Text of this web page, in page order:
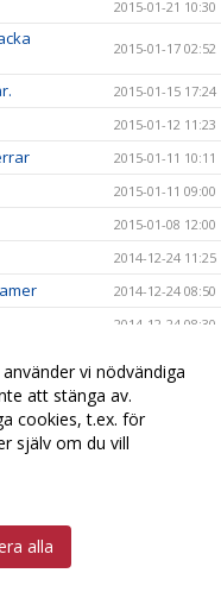
2015-01-21 10:30
2015-01-17 02:52
2015-01-15 17:24
2015-01-12 11:23
2015-01-11 10:11
2015-01-11 09:00
2015-01-08 12:00
2014-12-24 11:25
2014-12-24 08:50
2014-12-24 08:30
2014-12-12 11:00
7-8 i sd 2014-11-28 23:40
poäng på
vi nödvändiga
att stänga av.
cookies, t.ex. för
själv om du vill
alla